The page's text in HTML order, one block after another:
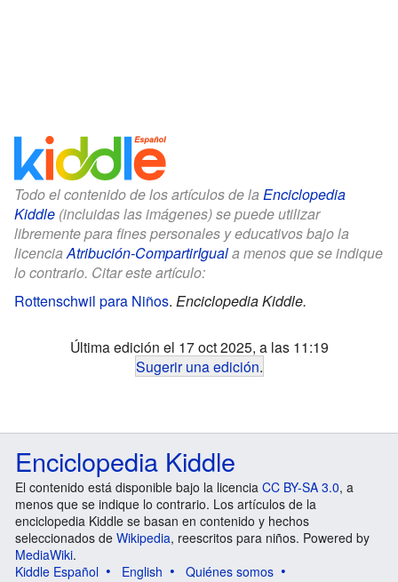
Todo el contenido de los artículos de la Enciclopedia
Kiddle (incluidas las imágenes) se puede utilizar
libremente para fines personales y educativos bajo la
licenciaAtribución-CompartirIguala menos que se indique
lo contrario. Citar este artículo:
Rottenschwil para Niños. Enciclopedia Kiddle.
Última edición el 17 oct 2025, a las 11:19
Sugerir una edición.
Enciclopedia Kiddle
El contenido está disponible bajo la licencia CC BY-SA 3.0, a
menos que se indique lo contrario. Los artículos de la
enciclopedia Kiddle se basan en contenido y hechos
seleccionados de Wikipedia, reescritos para niños. Powered by
MediaWiki.
Kiddle Español
English
Quiénes somos